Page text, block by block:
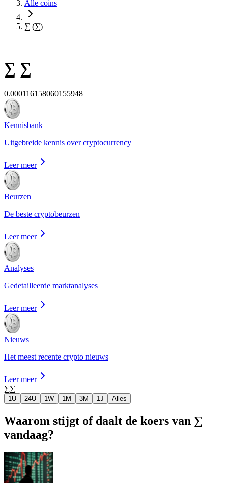
Alle coins
∑ (∑)
∑ ∑
0.000116158060155948
Kennisbank
Uitgebreide kennis over cryptocurrency
Leer meer
Beurzen
De beste cryptobeurzen
Leer meer
Analyses
Gedetailleerde marktanalyses
Leer meer
Nieuws
Het meest recente crypto nieuws
Leer meer
∑∑
1U 24U 1W 1M 3M 1J Alles
Waarom stijgt of daalt de koers van ∑
vandaag?